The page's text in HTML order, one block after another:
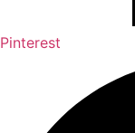
Pinterest